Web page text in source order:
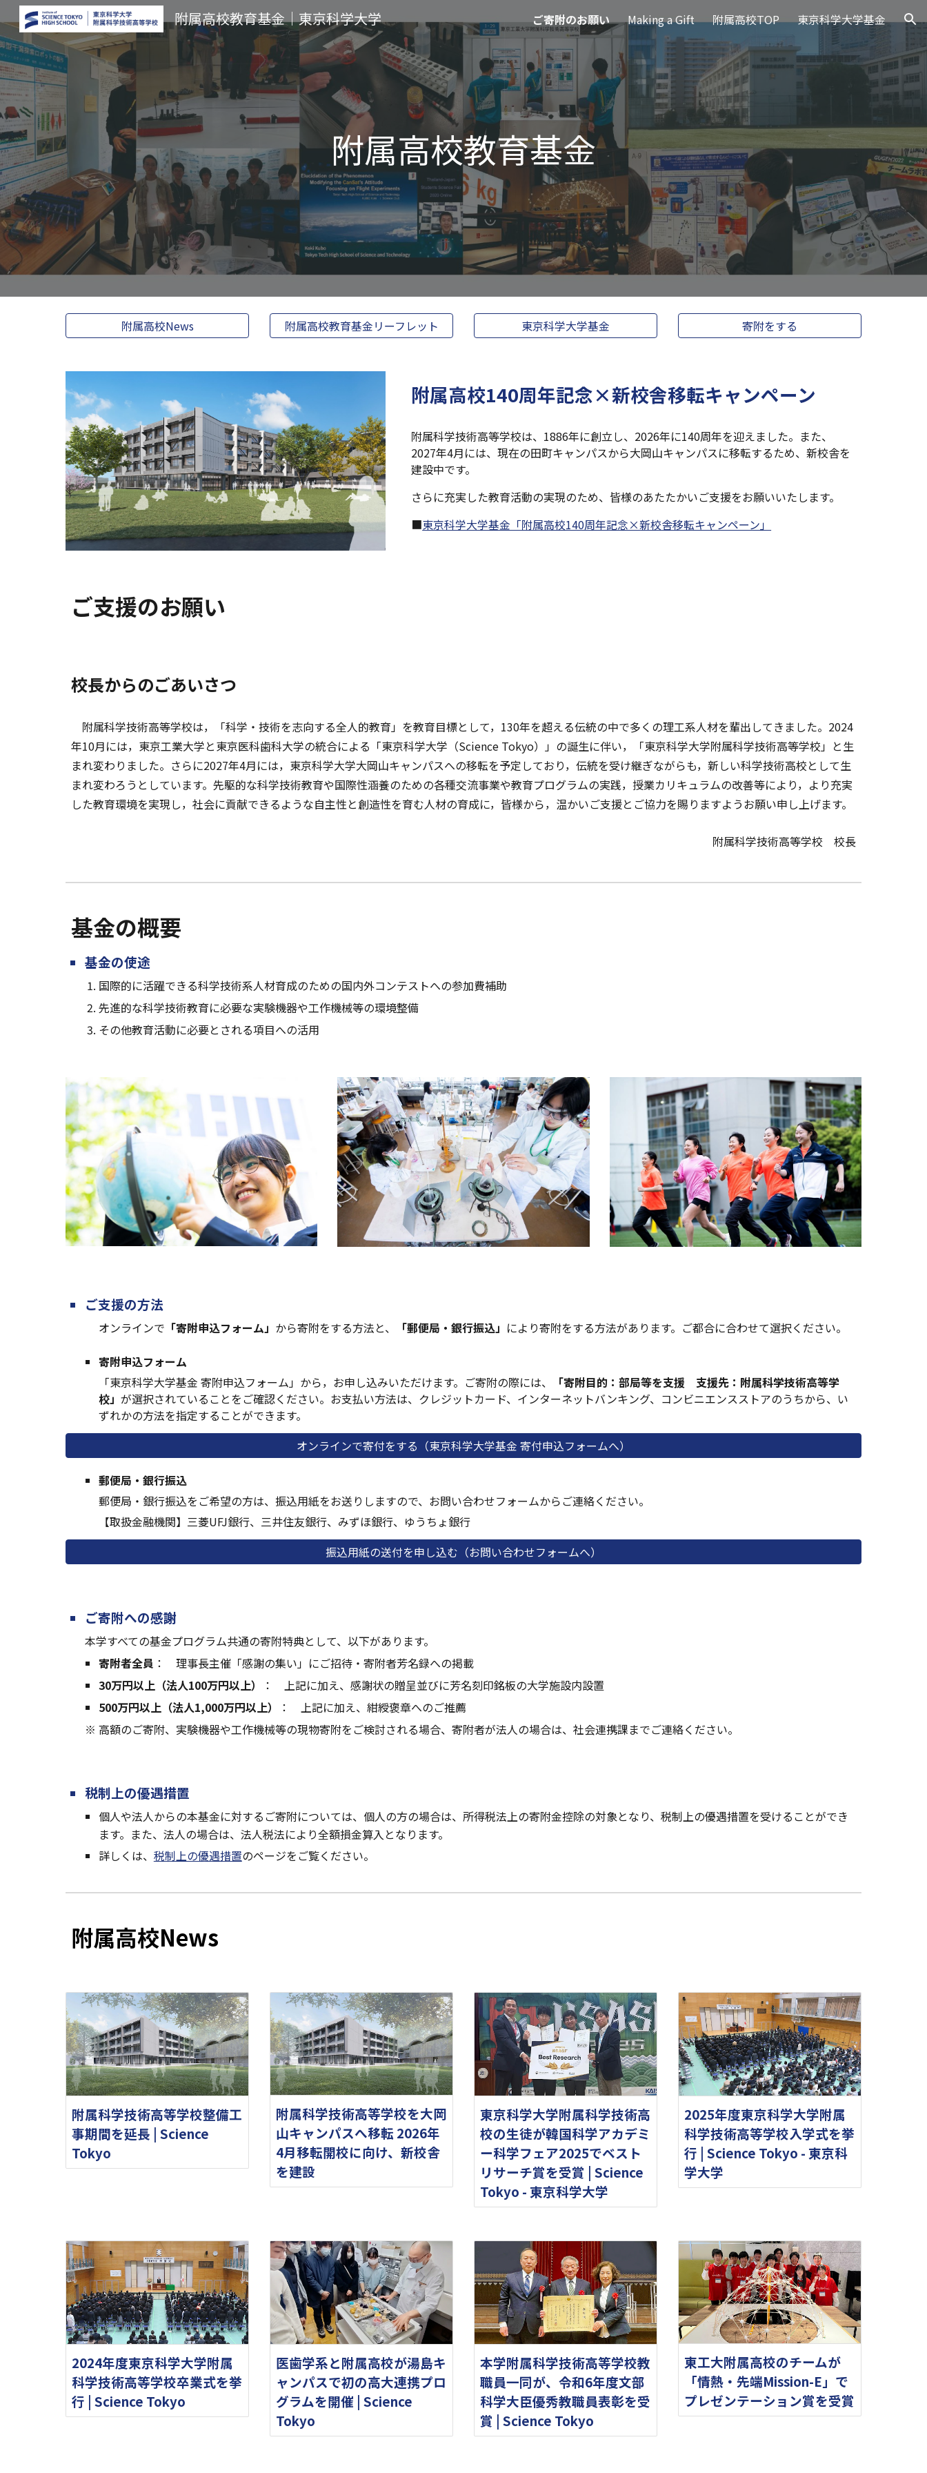
Skip to main content Skip to navigation
附属高校教育基金｜東京科学大学 ご寄附のお願い Making a Gift 附属高校TOP 東京科学大学基金
附属高校教育基金
附属高校News 附属高校教育基金リーフレット 東京科学大学基金 寄附をする
附属高校140周年記念×新校舎移転キャンペーン
附属科学技術高等学校は、1886年に創立し、2026年に140周年を迎えました。また、
2027年4月には、現在の田町キャンパスから大岡山キャンパスに移転するため、新校舎を
建設中です。
さらに充実した教育活動の実現のため、皆様のあたたかいご支援をお願いいたします。
■東京科学大学基金「附属高校140周年記念×新校舎移転キャンペーン」
ご支援のお願い
校長からのごあいさつ
附属科学技術高等学校は，「科学・技術を志向する全人的教育」を教育目標として，130年を超える伝統の中で多くの理工系人材を輩出してきました。2024
年10月には，東京工業大学と東京医科歯科大学の統合による「東京科学大学（Science Tokyo）」の誕生に伴い，「東京科学大学附属科学技術高等学校」と生
まれ変わりました。さらに2027年4月には，東京科学大学大岡山キャンパスへの移転を予定しており，伝統を受け継ぎながらも，新しい科学技術高校として生
まれ変わろうとしています。先駆的な科学技術教育や国際性涵養のための各種交流事業や教育プログラムの実践，授業カリキュラムの改善等により，より充実
した教育環境を実現し，社会に貢献できるような自主性と創造性を育む人材の育成に，皆様から，温かいご支援とご協力を賜りますようお願い申し上げます。
附属科学技術高等学校 校長
基金の概要
基金の使途
国際的に活躍できる科学技術系人材育成のための国内外コンテストへの参加費補助
先進的な科学技術教育に必要な実験機器や工作機械等の環境整備
その他教育活動に必要とされる項目への活用
ご支援の方法
オンラインで 「寄附申込フォーム」 から寄附をする方法と、 「郵便局・銀行振込」 により寄附をする方法があります。ご都合に合わせて選択ください。
寄附申込フォーム
「東京科学大学基金 寄附申込フォーム」から，お申し込みいただけます。ご寄附の際には、 「寄附目的： 部局等を支援
支援先：附属科学技術高等学
校」 が選択されていることをご確認ください。お支払い方法は、クレジットカード、インターネットバンキング、コンビニエンスストアのうちから、い
ずれかの方法を指定することができます。
オンラインで寄付をする（東京科学大学基金 寄付申込フォームへ）
郵便局・銀行振込
郵便局・銀行振込をご希望の方は、 振込用紙をお送りしますので、 お問い合わせフォームからご連絡ください。
【取扱金融機関】 三菱UFJ銀行、三井住友銀行、みずほ銀行、ゆうちょ銀行
振込用紙の送付を申し込む（お問い合わせフォームへ）
ご寄附への感謝
本学すべての基金プログラム共通の寄附特典として、以下があります。
寄附者全員 ： 理事長主催「感謝の集い」にご招待・ 寄附者芳名録への掲載
30万円以上（法人100万円以上）
： 上記に加え、感謝状の贈呈並びに芳名刻印銘板の大学施設内設置
500万円以上（法人1,000万円以上）
： 上記に加え、紺綬褒章へのご推薦
※ 高額のご寄附、実験機器や工作機械等の現物寄附をご検討される場合、寄附者が法人の場合は、社会連携課までご連絡ください。
税制上の優遇措置
個人や法人からの本基金に対するご寄附については、個人の方の場合は、所得税法上の寄附金控除の対象となり、税制上の優遇措置を受けることができ
ます。また、 法人の場合は、法人税法により全額損金算入となります。
詳しくは、 税制上の優遇措置のページをご覧ください。
附属高校News
附属科学技術高等学校整備工
事期間を延長 | Science
Tokyo
附属科学技術高等学校を大岡
山キャンパスへ移転 2026年
4月移転開校に向け、新校舎
を建設
東京科学大学附属科学技術高
校の生徒が韓国科学アカデミ
ー科学フェア2025でベスト
リサーチ賞を受賞 | Science
Tokyo - 東京科学大学
2025年度東京科学大学附属
科学技術高等学校入学式を挙
行 | Science Tokyo - 東京科
学大学
2024年度東京科学大学附属
科学技術高等学校卒業式を挙
行 | Science Tokyo
医歯学系と附属高校が湯島キ
ャンパスで初の高大連携プロ
グラムを開催 | Science
Tokyo
本学附属科学技術高等学校教
職員一同が、令和6年度文部
科学大臣優秀教職員表彰を受
賞 | Science Tokyo
東工大附属高校のチームが
「情熱・先端Mission-E」で
プレゼンテーション賞を受賞